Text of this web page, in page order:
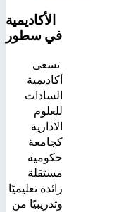
الأكاديمية
في سطور
تسعى
أكاديمية
السادات
للعلوم
الادارية
كجامعة
حكومية
مستقلة
رائدة تعليميًا
وتدريبيًا من